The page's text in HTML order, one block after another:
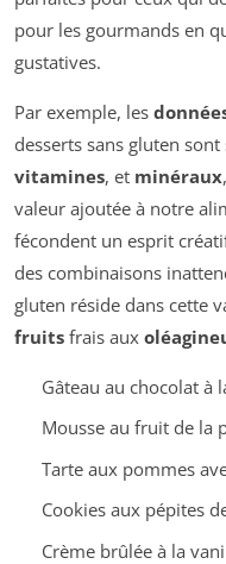
pour les gourmands en
gustatives.
Par exemple, les
desserts sans gluten
vitamines, et minéraux
valeur ajoutée à notre
fécondent un esprit
des combinaisons
gluten réside dans cette
fruits frais aux
Gâteau au chocolat à
Mousse au fruit de la
Tarte aux pommes
Cookies aux pépites
Crème brûlée à la